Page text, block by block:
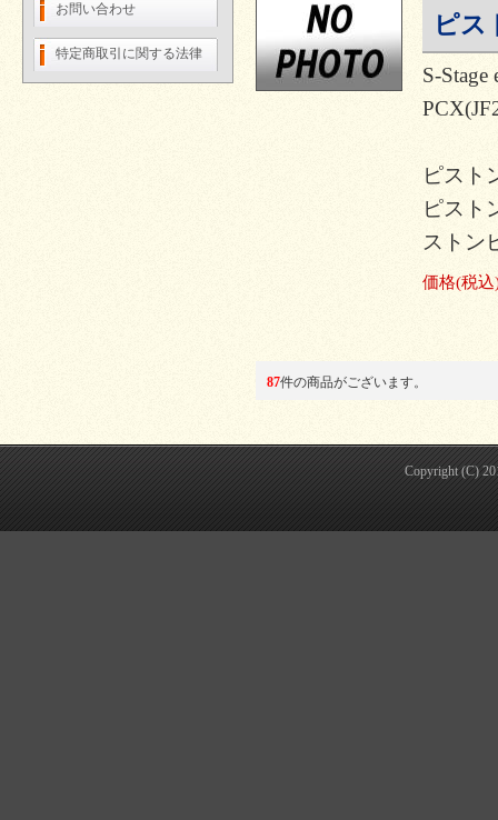
お問い合わせ
特定商取引に関する法律
ピス
S-
ピスト
ピスト
ストン
価格(税込
87件の商品がございます。
Copyright (C)